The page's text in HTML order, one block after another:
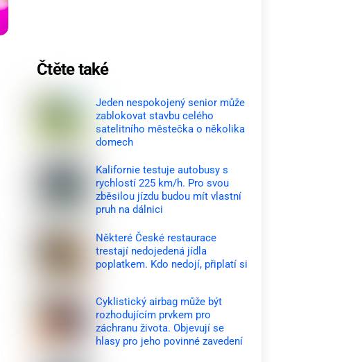
Čtěte také
Jeden nespokojený senior může
zablokovat stavbu celého
satelitního městečka o několika
domech
Kalifornie testuje autobusy s
rychlostí 225 km/h. Pro svou
zběsilou jízdu budou mít vlastní
pruh na dálnici
Některé České restaurace
trestají nedojedená jídla
poplatkem. Kdo nedojí, připlatí si
Cyklistický airbag může být
rozhodujícím prvkem pro
záchranu života. Objevují se
hlasy pro jeho povinné zavedení